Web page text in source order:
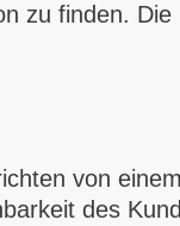
zu finden. Die
von
des